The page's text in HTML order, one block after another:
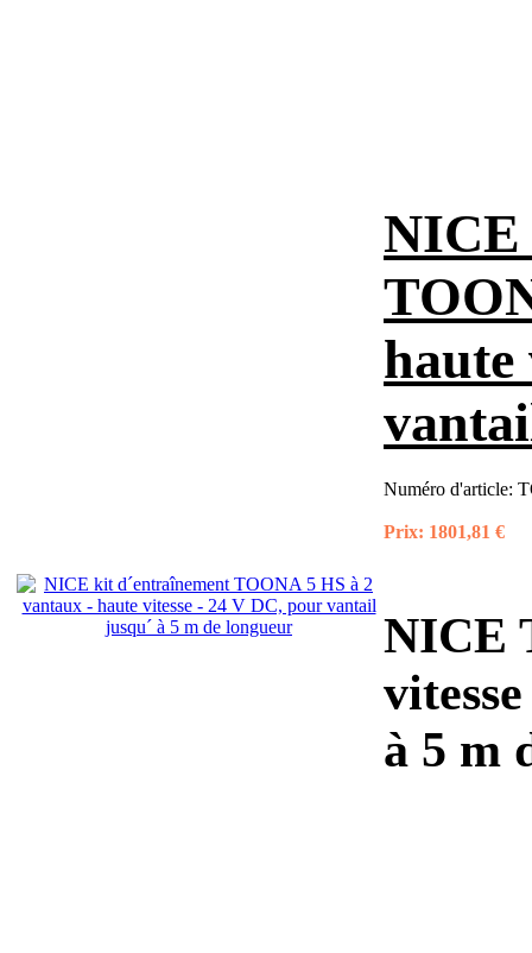
NICE
haute
Numéro d'article:
Prix: 1801,81 €
NICE
à 5 m